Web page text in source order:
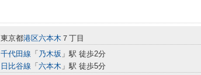
東京都港区六本木 ７丁目
千代田線 「 乃木坂 」駅 徒歩2分
日比谷線 「 六本木 」駅 徒歩5分